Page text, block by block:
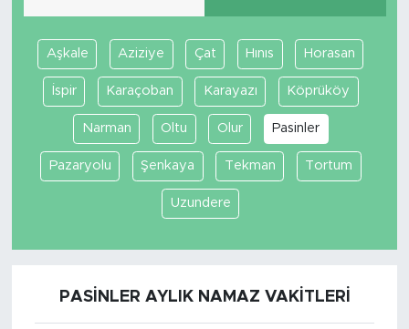
Aşkale Aziziye Çat Hınıs Horasan
İspir Karaçoban Karayazı Köprüköy
Narman Oltu Olur Pasinler
Pazaryolu Şenkaya Tekman Tortum
Uzundere
PASINLER AYLIK NAMAZ VAKITLERI